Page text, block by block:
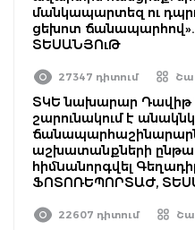
մանկապարտեզ ու
ցեխոտ
ՏԵՍԱՆՅՈւԹ
27347 դիտում
ՏԿԵ նախարար Դավիթ
շարունակում է
աշխատանքների
հիմնանորգվել
ՖՈՏՈՌԵՊՈՐՏԱԺ,
22607 դիտում